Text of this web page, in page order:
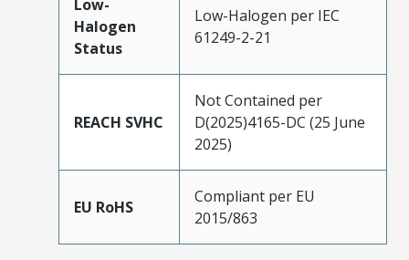
Low-
Halogen
Status
Low-Halogen per IEC
61249-2-21
REACH SVHC
Not Contained per
D(2025)4165-DC (25 June
2025)
EU RoHS
Compliant per EU
2015/863